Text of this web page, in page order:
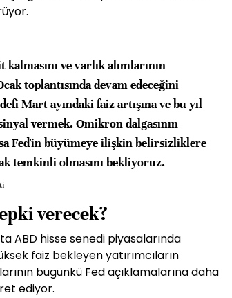
ve varlık alımlarının
toplantısında devam edeceğini
Mart ayındaki faiz artışına ve bu yıl
vermek. Omikron dalgasının
Fed'in büyümeye ilişkin belirsizliklere
temkinli olmasını bekliyoruz.
verecek?
ABD hisse senedi piyasalarında
faiz bekleyen yatırımcıların
bugünkü Fed açıklamalarına daha
ediyor.